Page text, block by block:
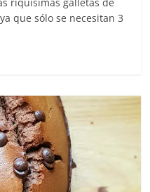
que sólo se necesitan 3